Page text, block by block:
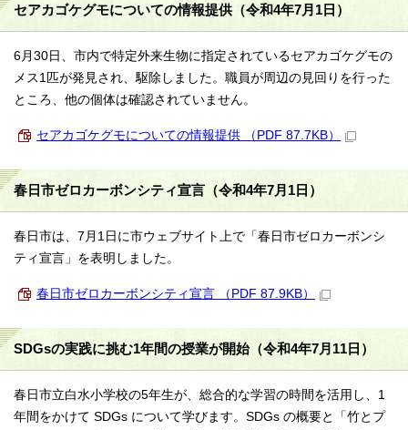
セアカゴケグモについての情報提供（令和4年7月1日）
6月30日、市内で特定外来生物に指定されているセアカゴケグモの
メス1匹が発見され、駆除しました。職員が周辺の見回りを行った
ところ、他の個体は確認されていません。
セアカゴケグモについての情報提供 （PDF 87.7KB）
春日市ゼロカーボンシティ宣言（令和4年7月1日）
春日市は、7月1日に市ウェブサイト上で「春日市ゼロカーボンシ
ティ宣言」を表明しました。
春日市ゼロカーボンシティ宣言 （PDF 87.9KB）
SDGsの実践に挑む1年間の授業が開始（令和4年7月11日）
春日市立白水小学校の5年生が、総合的な学習の時間を活用し、1
年間をかけて SDGs について学びます。SDGs の概要と「竹とプ